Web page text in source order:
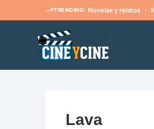
TRENDING: Novelas y relatos ·
Lava